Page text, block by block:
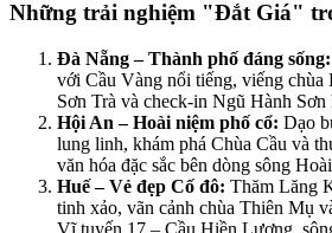
Những trải nghiệm "Đắt Giá"
Đà Nẵng – Thành phố đáng sống:
với Cầu Vàng nổi tiếng, viếng
Sơn Trà và check-in Ngũ Hành Sơn
Hội An – Hoài niệm phố cổ: Dạo
lung linh, khám phá Chùa Cầu và
văn hóa đặc sắc bên dòng sông
Huế – Vẻ đẹp Cố đô: Thăm Lăng
tinh xảo, vãn cảnh chùa Thiên Mụ
Vĩ tuyến 17 – Cầu Hiền Lương,